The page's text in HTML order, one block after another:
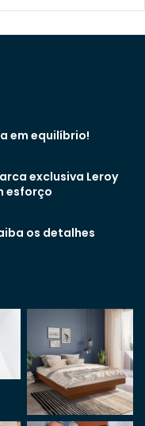
em equilíbrio!
exclusiva Leroy
esforço
os detalhes